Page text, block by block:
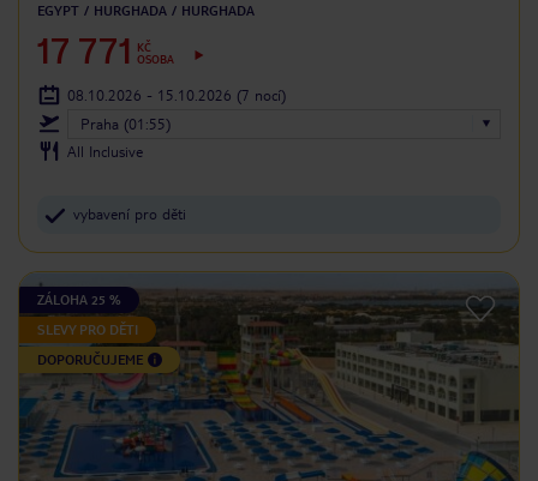
EGYPT HURGHADA HURGHADA
17 771
KČ
OSOBA
08.10.2026 - 15.10.2026 (7 nocí)
Praha (01:55)
All Inclusive
vybavení pro děti
ZÁLOHA 25 %
SLEVY PRO DĚTI
DOPORUČUJEME